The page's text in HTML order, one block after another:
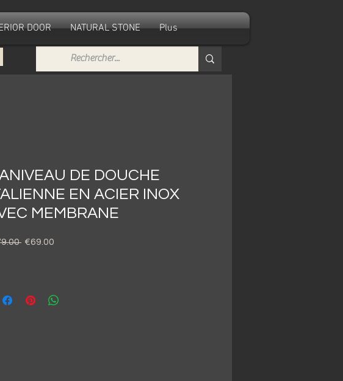
DOOR NATURAL STONE Plus
DE DOUCHE
EN ACIER INOX
MEMBRANE
Regular
€69.00